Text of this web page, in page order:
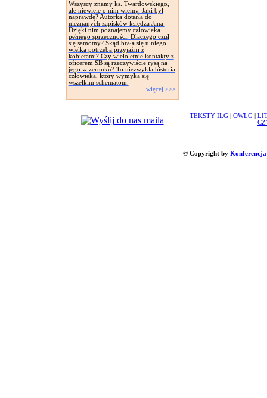
Wszyscy znamy ks. Twardowskiego,
ale niewiele o nim wiemy. Jaki był
naprawdę? Autorka dotarła do
nieznanych zapisków księdza Jana.
Dzięki nim poznajemy człowieka
pełnego sprzeczności. Dlaczego czuł
się samotny? Skąd brała się u niego
wielka potrzeba przyjaźni z
kobietami? Czy wieloletnie kontakty z
oficerem SB są rzeczywiście rysą na
jego wizerunku? To niezwykła historia
człowieka, który wymyka się
wszelkim schematom.
więcej >>>
TEKSTY ILG OWLG
© Copyright by Konferencja